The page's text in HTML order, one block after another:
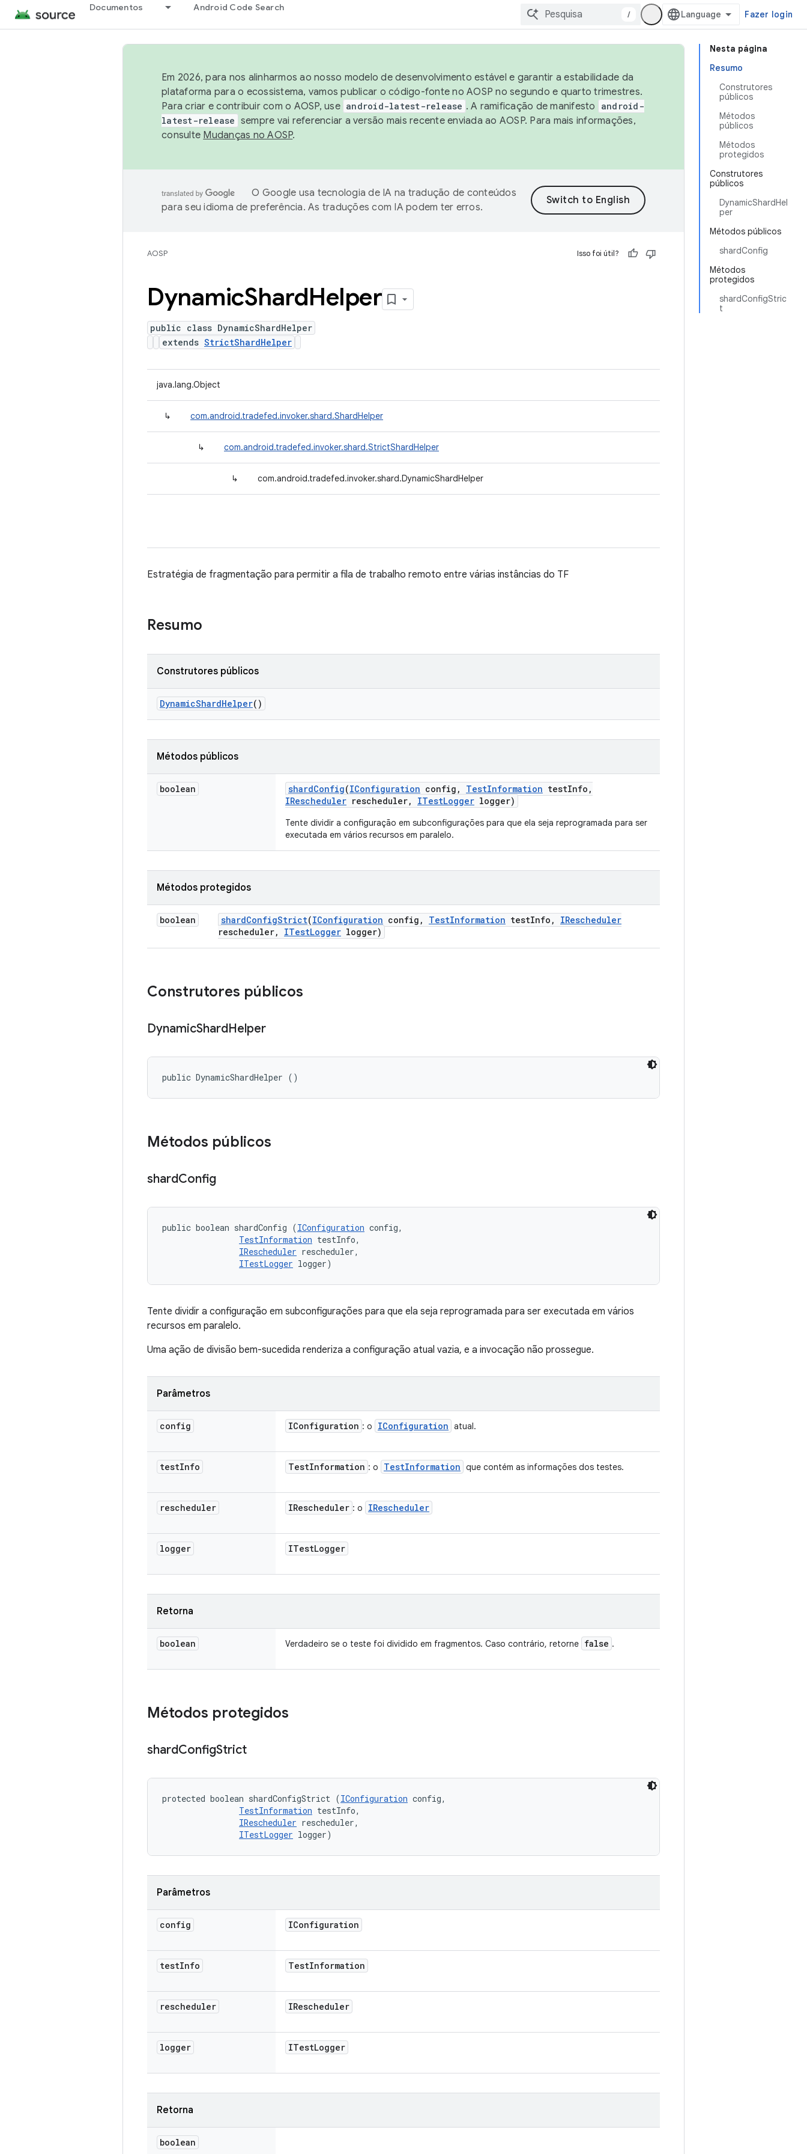
Documentos Android Code Search
/ Fazer login
Nesta página
Resumo
Construtores
públicos
Métodos
públicos
Métodos
protegidos
Construtores
públicos
DynamicShardHel
per
Métodos públicos
shardConfig
Métodos
protegidos
shardConfigStric
t
Em 2026, para nos alinharmos ao nosso modelo de desenvolvimento estável e garantir a estabilidade da
plataforma para o ecossistema, vamos publicar o código-fonte no AOSP no segundo e quarto trimestres.
Para criar e contribuir com o AOSP, use android-latest-release . A ramificação de manifesto
android-
latest-release sempre vai referenciar a versão mais recente enviada ao AOSP. Para mais informações,
consulte Mudanças no AOSP.
O Google usa tecnologia de IA na tradução de conteúdos
para seu idioma de preferência. As traduções com IA podem ter erros.
AOSP Isso foi útil?
DynamicShardHelper
public class DynamicShardHelper
extends StrictShardHelper
java.lang.Object
↳ com.android.tradefed.invoker.shard.ShardHelper
↳ com.android.tradefed.invoker.shard.StrictShardHelper
↳ com.android.tradefed.invoker.shard.DynamicShardHelper
Estratégia de fragmentação para permitir a fila de trabalho remoto entre várias instâncias do TF
Resumo
Construtores públicos
DynamicShardHelper()
Métodos públicos
boolean shardConfig(IConfiguration config , TestInformation testInfo ,
IRescheduler rescheduler, ITestLogger logger)
Tente dividir a configuração em subconfigurações para que ela seja reprogramada para ser
executada em vários recursos em paralelo.
Métodos protegidos
boolean shardConfigStrict(IConfiguration config , TestInformation testInfo ,
IRescheduler
rescheduler, ITestLogger logger)
Construtores públicos
DynamicShardHelper
public DynamicShardHelper ()
Métodos públicos
shardConfig
public boolean shardConfig (IConfiguration config,
TestInformation testInfo,
IRescheduler rescheduler,
ITestLogger logger)
Tente dividir a configuração em subconfigurações para que ela seja reprogramada para ser executada em vários
recursos em paralelo.
Uma ação de divisão bem-sucedida renderiza a configuração atual vazia, e a invocação não prossegue.
Parâmetros
config IConfiguration : o IConfiguration atual.
testInfo TestInformation : o TestInformation que contém as informações dos testes.
rescheduler IRescheduler : o IRescheduler
logger ITestLogger
Retorna
boolean Verdadeiro se o teste foi dividido em fragmentos. Caso contrário, retorne false .
Métodos protegidos
shardConfigStrict
protected boolean shardConfigStrict (IConfiguration config,
TestInformation testInfo,
IRescheduler rescheduler,
ITestLogger logger)
Parâmetros
config IConfiguration
testInfo TestInformation
rescheduler IRescheduler
logger ITestLogger
Retorna
boolean